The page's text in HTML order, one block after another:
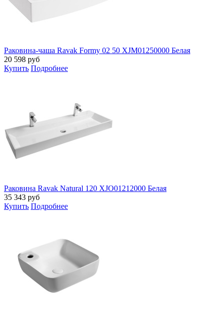
Раковина-чаша Ravak Formy 02 50 XJM01250000 Белая
20 598 руб
Купить Подробнее
Раковина Ravak Natural 120 XJO01212000 Белая
35 343 руб
Купить Подробнее